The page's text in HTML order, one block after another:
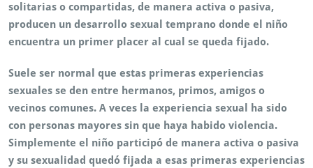
solitarias o compartidas, de manera activa o pasiva,
producen un desarrollo sexual temprano donde el niño
encuentra un primer placer al cual se queda fijado.
Suele ser normal que estas primeras experiencias
sexuales se den entre hermanos, primos, amigos o
vecinos comunes. A veces la experiencia sexual ha sido
con personas mayores sin que haya habido violencia.
Simplemente el niño participó de manera activa o pasiva
y su sexualidad quedó fijada a esas primeras experiencias